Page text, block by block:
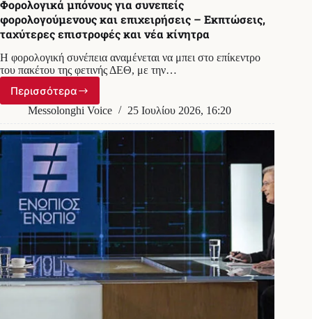
Φορολογικά μπόνους για συνεπείς
φορολογούμενους και επιχειρήσεις – Εκπτώσεις,
ταχύτερες επιστροφές και νέα κίνητρα
Η φορολογική συνέπεια αναμένεται να μπει στο επίκεντρο
του πακέτου της φετινής ΔΕΘ, με την…
ΠερισσότεραΦορολογικά
μπόνους
συνεπείς
φορολογούμενους
και
επιχειρήσεις
–
Εκπτώσεις,
ταχύτερες
επιστροφές
και
νέα
κίνητρα
Messolonghi Voice 25 Ιουλίου 2026, 16:20